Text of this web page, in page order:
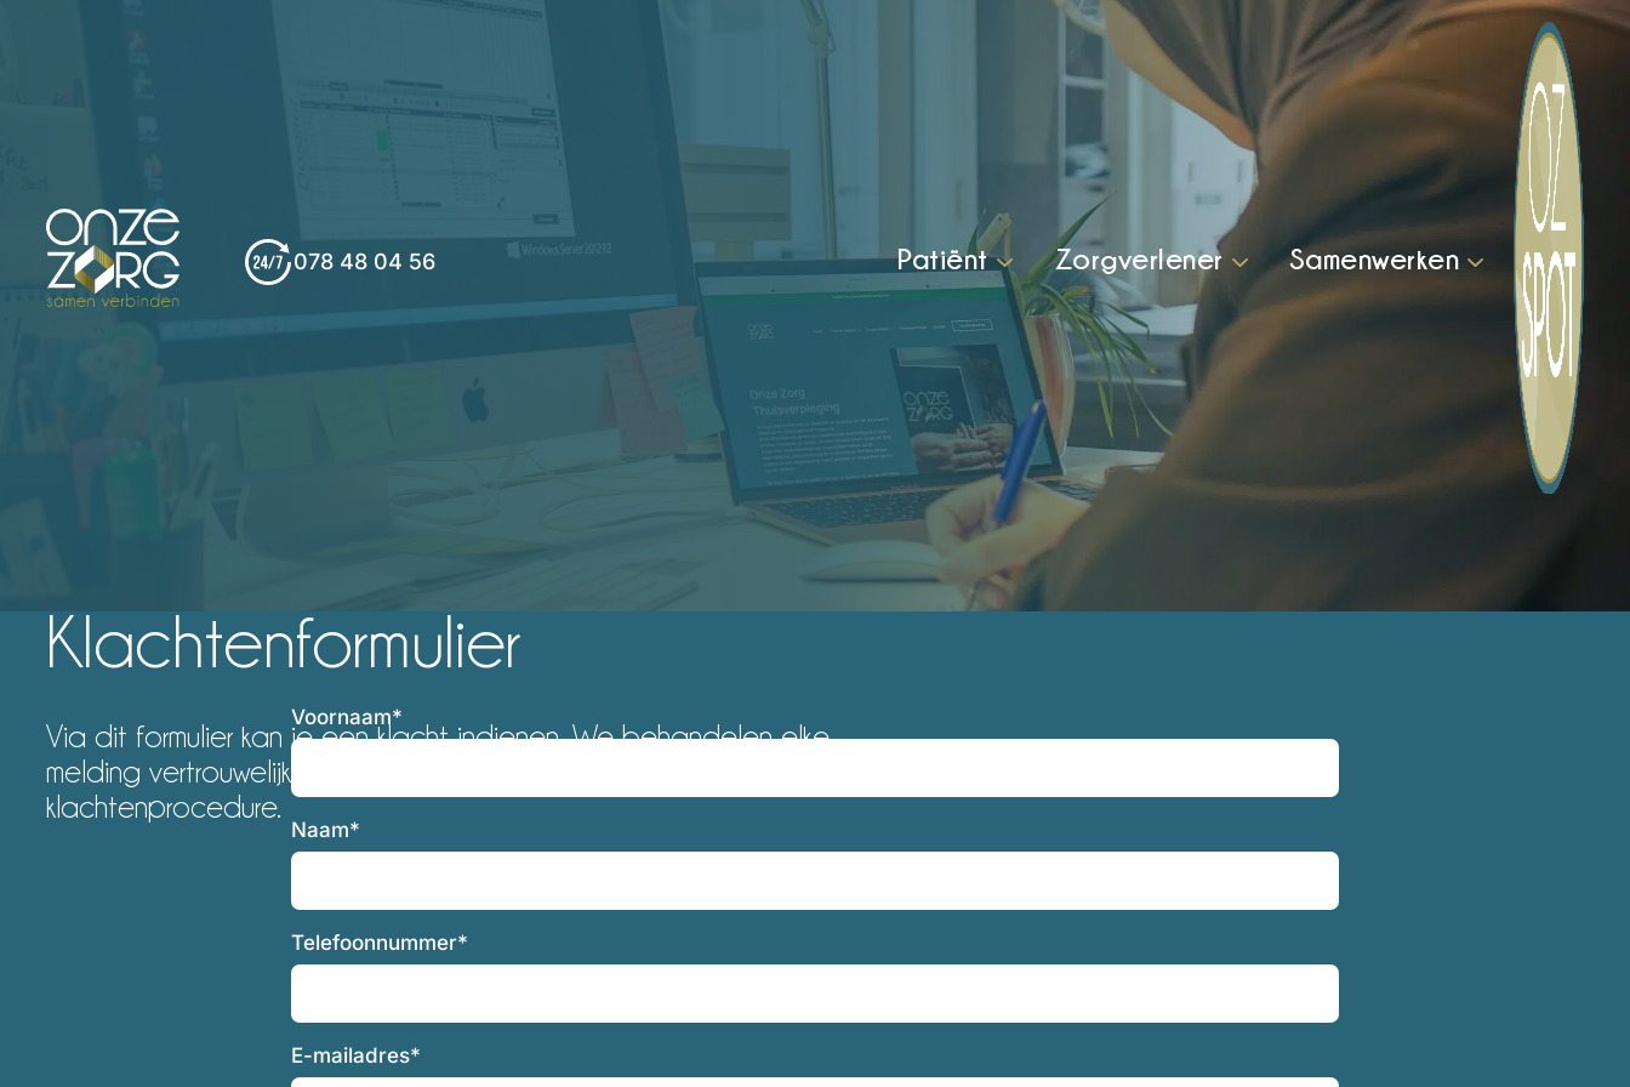
078 48 04 56 Patiënt Zorgverlener Samenwerken
Klachtenformulier
Via dit formulier kan je een klacht indienen. We behandelen elke
melding vertrouwelijk en volgens onze interne
klachtenprocedure.
Voornaam*
Naam*
Telefoonnummer*
E-mailadres*